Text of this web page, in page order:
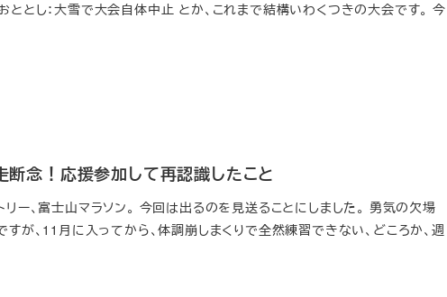
とし：大雪で大会自体中止 とか、これまで結構いわくつきの大会です。 今
念！応援参加して再認識したこと
ー、富士山マラソン。 今回は出るのを見送ることにしました。 勇気の欠場
が、11月に入ってから、体調崩しまくりで全然練習できない、どころか、週